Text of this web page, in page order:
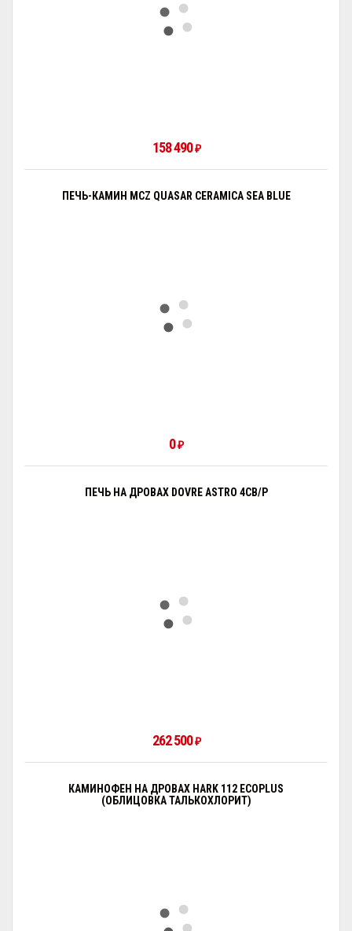
158 490₽
ПЕЧЬ-КАМИН MCZ QUASAR CERAMICA SEA BLUE
0₽
ПЕЧЬ НА ДРОВАХ DOVRE ASTRO 4CB/P
262 500₽
КАМИНОФЕН НА ДРОВАХ HARK 112 ECOPLUS
(ОБЛИЦОВКА ТАЛЬКОХЛОРИТ)